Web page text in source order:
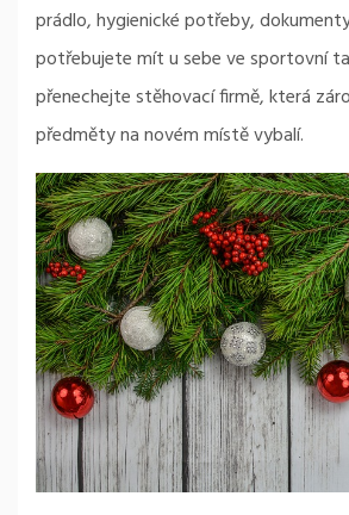
prádlo, hygienické potřeby,
potřebujete mít u sebe ve sportovní
přenechejte stěhovací firmě, která
předměty na novém místě vybalí.